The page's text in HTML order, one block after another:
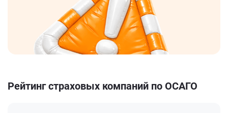
Рейтинг страховых компаний по ОСАГО